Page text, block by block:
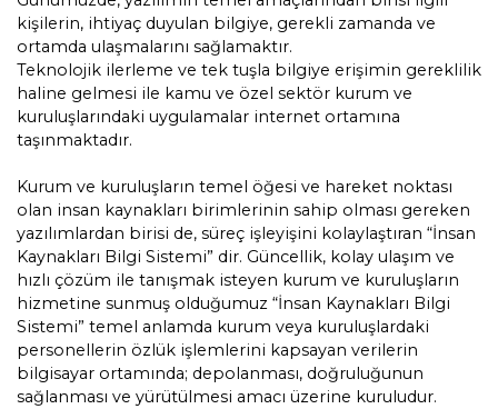
kişilerin, ihtiyaç duyulan bilgiye, gerekli zamanda ve
ortamda ulaşmalarını sağlamaktır.
Teknolojik ilerleme ve tek tuşla bilgiye erişimin gereklilik
haline gelmesi ile kamu ve özel sektör kurum ve
kuruluşlarındaki uygulamalar internet ortamına
taşınmaktadır.
Kurum ve kuruluşların temel öğesi ve hareket noktası
olan insan kaynakları birimlerinin sahip olması gereken
yazılımlardan birisi de, süreç işleyişini kolaylaştıran “İnsan
Kaynakları Bilgi Sistemi” dir. Güncellik, kolay ulaşım ve
hızlı çözüm ile tanışmak isteyen kurum ve kuruluşların
hizmetine sunmuş olduğumuz “İnsan Kaynakları Bilgi
Sistemi” temel anlamda kurum veya kuruluşlardaki
personellerin özlük işlemlerini kapsayan verilerin
bilgisayar ortamında; depolanması, doğruluğunun
sağlanması ve yürütülmesi amacı üzerine kuruludur.
AKGÜN İnsan Kaynakları Bilgi Yönetim
Sistemi
AKGÜN Personel Devam Kontrol
Sistemi
AKGÜN Personel/Demirbaş Lokasyon
Takip Sistemi
AK ERP-CRM İş Yönetim Sistemi
AKGÜN Dijital Kurum Çözümleri
AKGÜN Eğitim Portalı